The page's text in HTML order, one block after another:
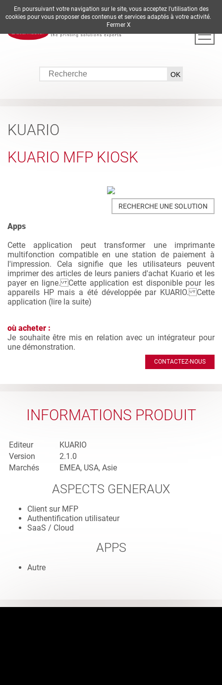
DE EN ES FR IT
KUARIO
KUARIO MFP KIOSK
RECHERCHE UNE SOLUTION
Apps
Cette application peut transformer une imprimante
multifonction compatible en une station de paiement à
l'impression. Cela signifie que les utilisateurs peuvent
imprimer des articles de leurs paniers d'achat Kuario et les
payer en ligne. Cette application est disponible pour les
appareils HP mais a été développée par KUARIO. Cette
application (lire la suite)
où acheter :
Je souhaite être mis en relation avec un intégrateur pour
une démonstration.
CONTACTEZ-NOUS
INFORMATIONS PRODUIT
Editeur
KUARIO
Version
2.1.0
Marchés
EMEA, USA, Asie
ASPECTS GENERAUX
Client sur MFP
Authentification utilisateur
SaaS / Cloud
APPS
Autre
En poursuivant votre navigation sur le site, vous acceptez l'utilisation des
cookies pour vous proposer des contenus et services adaptés à votre activité.
Fermer X